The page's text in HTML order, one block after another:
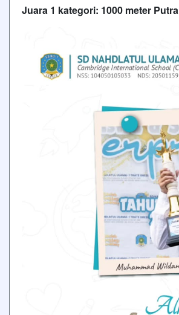
Juara 1 kategori: 1000 meter Putra